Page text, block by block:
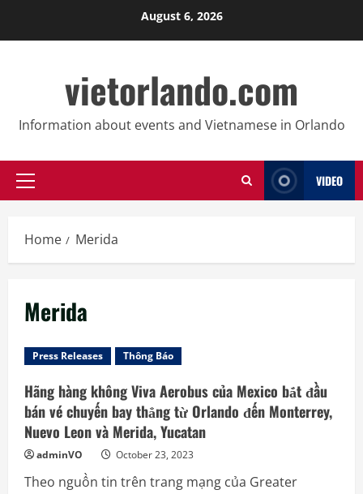
August 6, 2026
vietorlando.com
Information about events and Vietnamese in Orlando
Primary
VIDEO
Home Merida
Merida
Press Releases Thông Báo
Hãng hàng không Viva Aerobus của Mexico bắt đầu
bán vé chuyến bay thẳng từ Orlando đến Monterrey,
Nuevo Leon và Merida, Yucatan
adminVO October 23, 2023
Theo nguồn tin trên trang mạng của Greater